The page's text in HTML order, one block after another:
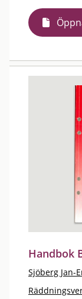
Handbok
Sjöberg Jan-